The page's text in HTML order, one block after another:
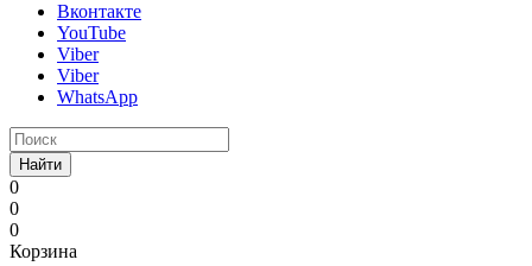
Вконтакте
YouTube
Viber
Viber
WhatsApp
Найти
0
0
0
Корзина